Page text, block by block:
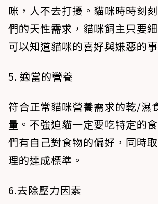
咪，人不去打擾。貓咪時時刻
們的天性需求，貓咪飼主只要
可以知道貓咪的喜好與嫌惡的事
5️. 適當的營養
符合正常貓咪營養需求的乾/濕
量。不強迫貓一定要吃特定的
們有自己對食物的偏好，同時
理的達成標準。
6️.去除壓力因素